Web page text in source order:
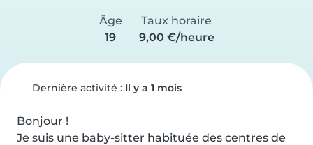
Âge
19
Taux horaire
9,00 €/heure
Dernière activité : Il y a 1 mois
Bonjour !
Je suis une baby-sitter habituée des centres de